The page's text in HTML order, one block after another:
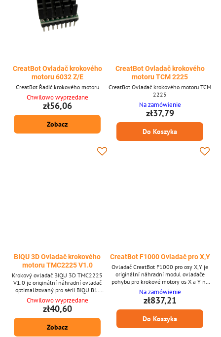
CreatBot Ovladač krokového
motoru 6032 Z/E
CreatBot Řadič krokového motoru
Chwilowo wyprzedane
zł56,06
Zobacz
CreatBot Ovladač krokového
motoru TCM 2225
CreatBot Ovladač krokového motoru TCM
2225
Na zamówienie
zł37,79
Do Koszyka
BIQU 3D Ovladač krokového
motoru TMC2225 V1.0
Krokový ovladač BIQU 3D TMC2225
V1.0 je originální náhradní ovladač
optimalizovaný pro sérii BIQU B1.
Vyznačuje se technologií StealthChop2
od Trinamicu pro mimořádně tichý pohyb
a vylepšenou účinnost, plus plnou plug-
and-play kompatibilitu se stávajícím
krokovým hardwarem. Klíčové
Chwilowo wyprzedane
zł40,60
Zobacz
CreatBot F1000 Ovladač pro X,Y
Ovladač CreatBot F1000 pro osy X,Y je
originální náhradní modul ovladače
pohybu pro krokové motory os X a Y na
3D tiskárně F1000. Reguluje proud,
mikro-krokování a časování signálu, aby
zajistil plynulý a přesný pohyb tiskové
hlavy napříč velkými tiskovými
ovladač pohybu pro osy X a Y tiskárny
Na zamówienie
zł837,21
Do Koszyka